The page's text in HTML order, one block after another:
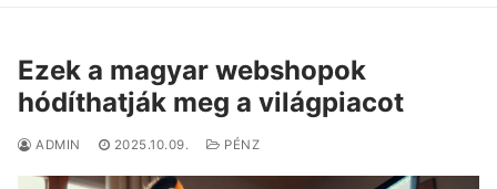
Ezek a magyar webshopok
hódíthatják meg a világpiacot
ADMIN 2025.10.09. PÉNZ